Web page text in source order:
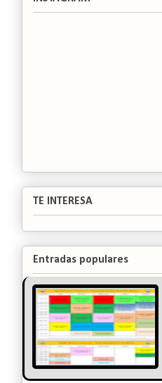
TE INTERESA
Entradas populares